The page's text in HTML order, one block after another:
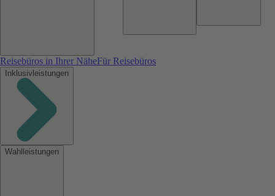
Reisebüros in Ihrer NäheFür Reisebüros
Inklusivleistungen
Wahlleistungen